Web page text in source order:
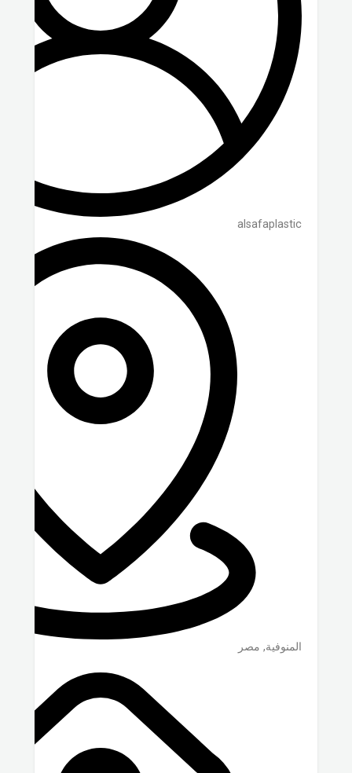
alsafaplastic
المنوفية, مصر